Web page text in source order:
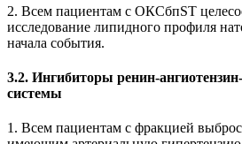
2. Всем пациентам с ОКСбпSТ
исследование липидного профиля
начала события.
3.2. Ингибиторы ренин-
системы
1. Всем пациентам с фракцией